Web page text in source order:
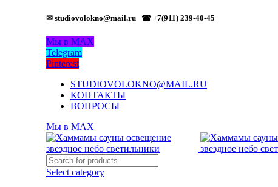
✉ studiovolokno@mail.ru ☎ +7(911) 239-40-45
Мы в MAX
Telegram
Pinterest
STUDIOVOLOKNO@MAIL.RU
КОНТАКТЫ
ВОПРОСЫ
Мы в MAX
Select category